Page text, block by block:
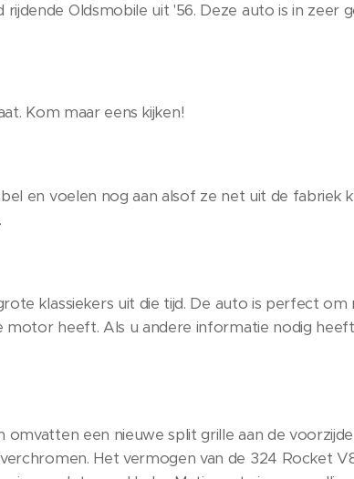
rijdende Oldsmobile uit '56. Deze auto is in zeer
Kom maar eens kijken!
en voelen nog aan alsof ze net uit de fabriek
klassiekers uit die tijd. De auto is perfect
heeft. Als u andere informatie nodig
een nieuwe split grille aan de
Het vermogen van de 324 Rocket